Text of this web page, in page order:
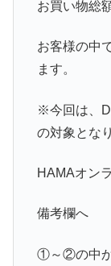
お買い物総
お客様の中
ます。
※今回は、
の対象とな
HAMAオン
備考欄へ
①～②の中か